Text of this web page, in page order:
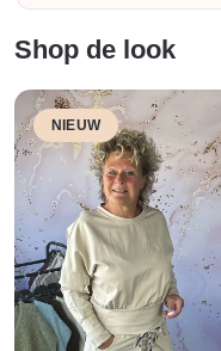
Shop de look
NIEUW